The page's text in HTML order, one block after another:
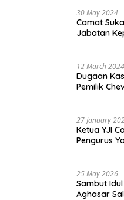
30 May 2024
Camat
Jabatan
12 March 2024
Dugaan
Pemilik
27 January
Ketua YJI
Pengurus
25 May 2026
Sambut
Aghasar